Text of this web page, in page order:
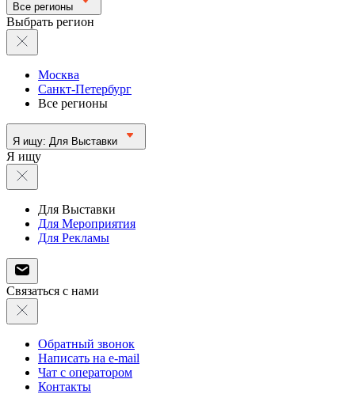
Все регионы
Выбрать регион
Москва
Санкт-Петербург
Все регионы
Я ищу: Для Выставки
Я ищу
Для Выставки
Для Мероприятия
Для Рекламы
Связаться с нами
Обратный звонок
Написать на e-mail
Чат с оператором
Контакты